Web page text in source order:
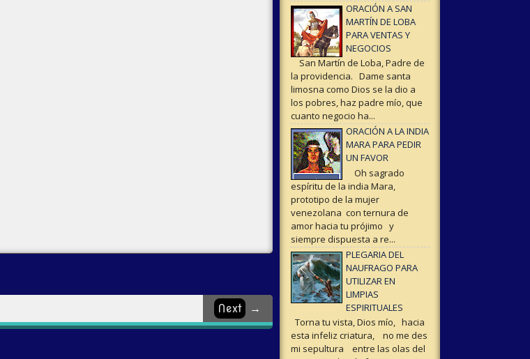
Next →
ORACIÓN A SAN
MARTÍN DE LOBA
PARA VENTAS Y
NEGOCIOS
San Martín de Loba, Padre de
la providencia. Dame santa
limosna como Dios se la dio a
los pobres, haz padre mío, que
cuanto negocio ha...
ORACIÓN A LA INDIA
MARA PARA PEDIR
UN FAVOR
Oh sagrado
espíritu de la india Mara,
prototipo de la mujer
venezolana con ternura de
amor hacia tu prójimo y
siempre dispuesta a re...
PLEGARIA DEL
NAUFRAGO PARA
UTILIZAR EN
LIMPIAS
ESPIRITUALES
Torna tu vista, Dios mío, hacia
esta infeliz criatura, no me des
mi sepultura entre las olas del